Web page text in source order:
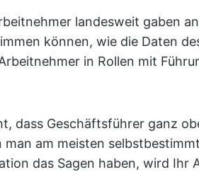
landesweit gaben
können, wie die Daten
in Rollen mit
dass Geschäftsführer ganz
am meisten
das Sagen haben, wird Ihr